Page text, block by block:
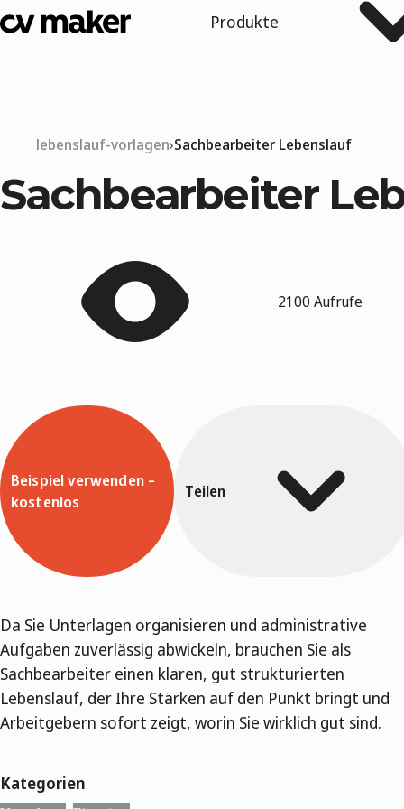
Produkte
lebenslauf-vorlagen Sachbearbeiter Lebenslauf
Sachbearbeiter
2100 Aufrufe
Beispiel verwenden –
kostenlos
Teilen
Da Sie Unterlagen organisieren und administrative
Aufgaben zuverlässig abwickeln, brauchen Sie als
Sachbearbeiter einen klaren, gut strukturierten
Lebenslauf, der Ihre Stärken auf den Punkt bringt und
Arbeitgebern sofort zeigt, worin Sie wirklich gut sind.
Kategorien